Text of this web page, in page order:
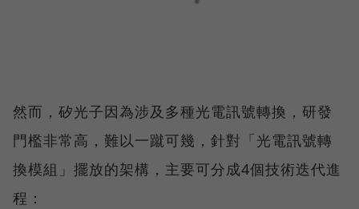
然而，矽光子因為涉及多種光電訊號轉換，研發
門檻非常高，難以一蹴可幾，針對「光電訊號轉
換模組」擺放的架構，主要可分成4個技術迭代進
程：